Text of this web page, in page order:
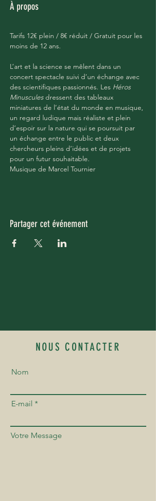
À propos
Tarifs 12€ plein / 8€ réduit / Gratuit pour les
moins de 12 ans.
L’art et la science se mêlent dans un
concert spectacle suivi d’un échange avec
des scientifiques passionnés. Les Héros
Minuscules dressent des tableaux
miniatures de l’état du monde en musique,
un regard ludique mais réaliste et plein
d’espoir sur la nature qui se poursuit par
un échange entre le public et deux
chercheurs pleins d’idées et de projets
pour un futur souhaitable.
Musique de Marcel Tournier
Partager cet événement
NOUS CONTACTER
Nom
E-mail
Votre Message